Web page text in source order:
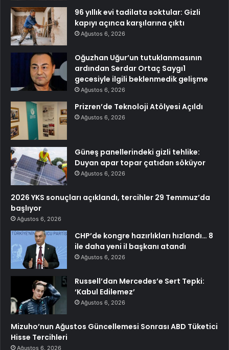
96 yıllık evi tadilata soktular: Gizli
kapıyı açınca karşılarına çıktı
Ağustos 6, 2026
Oğuzhan Uğur’un tutuklanmasının
ardından Serdar Ortaç Saygı1
gecesiyle ilgili beklenmedik gelişme
Ağustos 6, 2026
Prizren’de Teknoloji Atölyesi Açıldı
Ağustos 6, 2026
Güneş panellerindeki gizli tehlike:
Duyan apar topar çatıdan söküyor
Ağustos 6, 2026
2026 YKS sonuçları açıklandı, tercihler 29 Temmuz’da
başlıyor
Ağustos 6, 2026
CHP’de kongre hazırlıkları hızlandı… 8
ile daha yeni il başkanı atandı
Ağustos 6, 2026
Russell’dan Mercedes’e Sert Tepki:
‘Kabul Edilemez’
Ağustos 6, 2026
Mizuho’nun Ağustos Güncellemesi Sonrası ABD Tüketici
Hisse Tercihleri
Ağustos 6, 2026